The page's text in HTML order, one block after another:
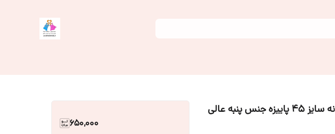
سه تیکه پسرانه سایز ۴۵ پاییزه جنس پنبه عالی
650,000